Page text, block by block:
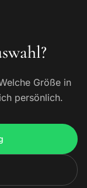
Größe in
persönlich.